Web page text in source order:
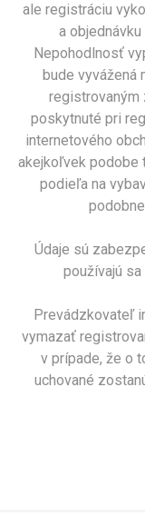
ale registráciu
a
Nepohodlnosť
bude vyvážená
registrovaným
poskytnuté pri
internetového
akejkoľvek podobe
podieľa na
Údaje sú
používajú
Prevádzkovateľ
vymazať
v prípade, že o
uchované